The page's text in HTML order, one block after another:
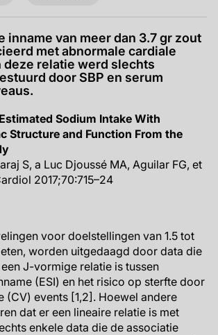
inname van meer dan 3.7 gr zout
met abnormale cardiale
deze relatie werd slechts
door SBP en serum
Sodium Intake With
Structure and Function From the
S, a Luc Djoussé MA, Aguilar FG, et
2017;70:715–24
voor doelstellingen van 1.5 tot
worden uitgedaagd door data die
J-vormige relatie is tussen
(ESI) en het risico op sterfte door
(CV) events [1,2]. Hoewel andere
dat er een lineaire relatie is met
enkele data die de associatie